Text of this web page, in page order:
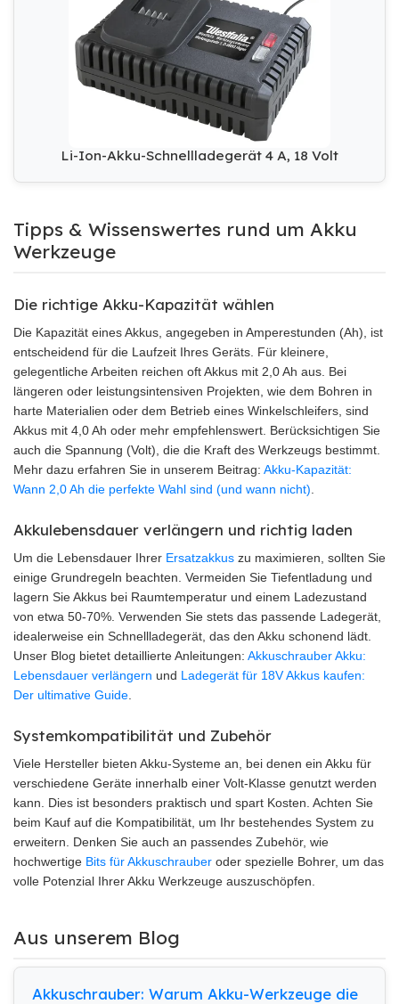
Li-Ion-Akku-Schnellladegerät 4 A, 18 Volt
Tipps & Wissenswertes rund um Akku
Werkzeuge
Die richtige Akku-Kapazität wählen
Die Kapazität eines Akkus, angegeben in Amperestunden (Ah), ist
entscheidend für die Laufzeit Ihres Geräts. Für kleinere,
gelegentliche Arbeiten reichen oft Akkus mit 2,0 Ah aus. Bei
längeren oder leistungsintensiven Projekten, wie dem Bohren in
harte Materialien oder dem Betrieb eines Winkelschleifers, sind
Akkus mit 4,0 Ah oder mehr empfehlenswert. Berücksichtigen Sie
auch die Spannung (Volt), die die Kraft des Werkzeugs bestimmt.
Mehr dazu erfahren Sie in unserem Beitrag: Akku-Kapazität:
Wann 2,0 Ah die perfekte Wahl sind (und wann nicht)
Akkulebensdauer verlängern und richtig laden
Um die Lebensdauer Ihrer Ersatzakkus zu maximieren, sollten Sie
einige Grundregeln beachten. Vermeiden Sie Tiefentladung und
lagern Sie Akkus bei Raumtemperatur und einem Ladezustand
von etwa 50-70%. Verwenden Sie stets das passende Ladegerät,
idealerweise ein Schnellladegerät, das den Akku schonend lädt.
Unser Blog bietet detaillierte Anleitungen: Akkuschrauber Akku:
Lebensdauer verlängern und Ladegerät für 18V Akkus kaufen:
Der ultimative Guide
Systemkompatibilität und Zubehör
Viele Hersteller bieten Akku-Systeme an, bei denen ein Akku für
verschiedene Geräte innerhalb einer Volt-Klasse genutzt werden
kann. Dies ist besonders praktisch und spart Kosten. Achten Sie
beim Kauf auf die Kompatibilität, um Ihr bestehendes System zu
erweitern. Denken Sie auch an passendes Zubehör, wie
hochwertige Bits für Akkuschrauber oder spezielle Bohrer, um das
volle Potenzial Ihrer Akku Werkzeuge auszuschöpfen.
Aus unserem Blog
Akkuschrauber: Warum Akku-Werkzeuge die